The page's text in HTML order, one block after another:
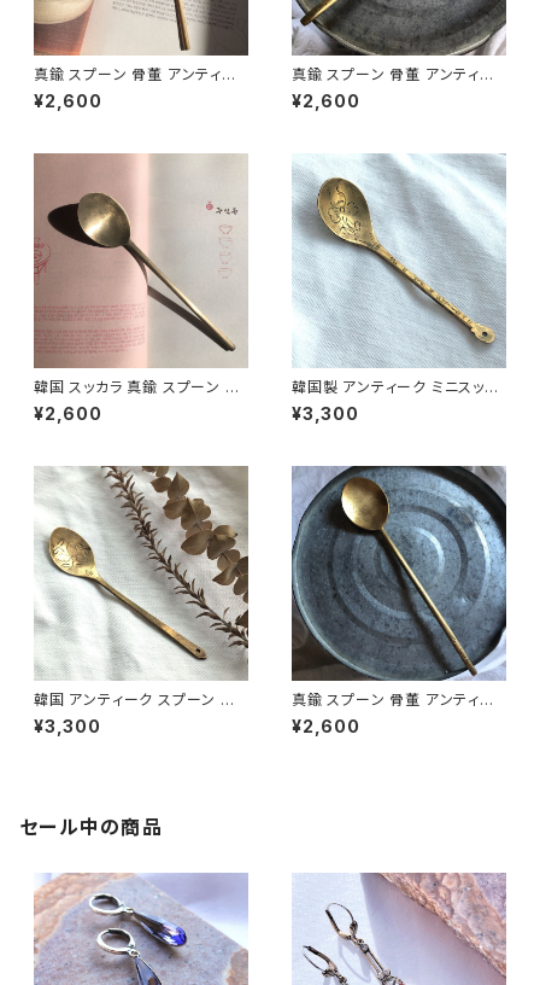
真鍮 スプーン 骨董 アンティー
ク 韓国 スッカラ 韓国インテリア
¥2,600
真鍮 スプーン 骨董 アンティー
ク 韓国 スッカラ S-11
¥2,600
韓国 スッカラ 真鍮 スプーン ア
ンティーク 韓国インテリア 韓
国雑貨 S-13
¥2,600
韓国製 アンティーク ミニスッカ
ラ ヤクスッカラ 真鍮スプーン M
S-3
¥3,300
韓国 アンティーク スプーン ヤ
クスッカラ 真鍮ミニスプーン M
S-4
¥3,300
真鍮 スプーン 骨董 アンティー
ク 韓国 スッカラ S-10
¥2,600
セール中の商品